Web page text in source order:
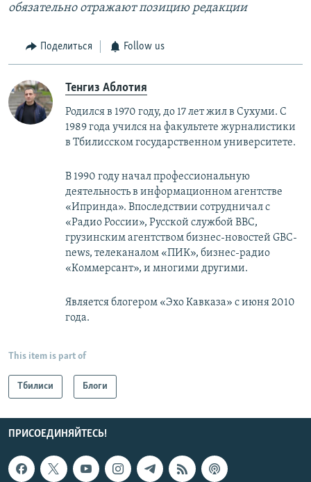
обязательно отражают позицию редакции
Поделиться Follow us
Тенгиз Аблотия
Родился в 1970 году, до 17 лет жил в Сухуми. С
1989 года учился на факультете журналистики
в Тбилисском государственном университете.
В 1990 году начал профессиональную
деятельность в информационном агентстве
«Ипринда». Впоследствии сотрудничал с
«Радио России», Русской службой BBC,
грузинским агентством бизнес-новостей GBC-
news, телеканалом «ПИК», бизнес-радио
«Коммерсант», и многими другими.
Является блогером «Эхо Кавказа» с июня 2010
года.
This item is part of
Тбилиси Блоги
ПРИСОЕДИНЯЙТЕСЬ!